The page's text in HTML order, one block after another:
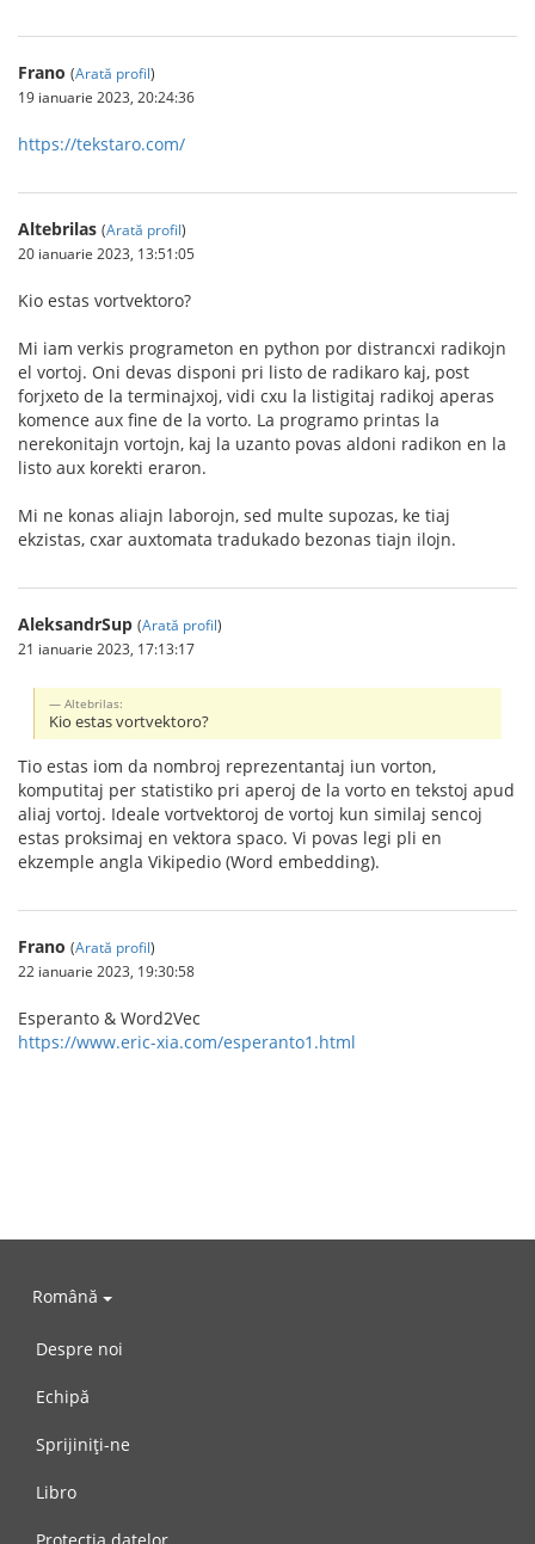
Frano (Arată profil)
19 ianuarie 2023, 20:24:36
https://tekstaro.com/
Altebrilas (Arată profil)
20 ianuarie 2023, 13:51:05
Kio estas vortvektoro?
Mi iam verkis programeton en python por distrancxi radikojn
el vortoj. Oni devas disponi pri listo de radikaro kaj, post
forjxeto de la terminajxoj, vidi cxu la listigitaj radikoj aperas
komence aux fine de la vorto. La programo printas la
nerekonitajn vortojn, kaj la uzanto povas aldoni radikon en la
listo aux korekti eraron.
Mi ne konas aliajn laborojn, sed multe supozas, ke tiaj
ekzistas, cxar auxtomata tradukado bezonas tiajn ilojn.
AleksandrSup (Arată profil)
21 ianuarie 2023, 17:13:17
Altebrilas:
Kio estas vortvektoro?
Tio estas iom da nombroj reprezentantaj iun vorton,
komputitaj per statistiko pri aperoj de la vorto en tekstoj apud
aliaj vortoj. Ideale vortvektoroj de vortoj kun similaj sencoj
estas proksimaj en vektora spaco. Vi povas legi pli en
ekzemple angla Vikipedio (Word embedding).
Frano (Arată profil)
22 ianuarie 2023, 19:30:58
Esperanto & Word2Vec
https://www.eric-xia.com/esperanto1.html
Română
Despre noi
Echipă
Sprijiniți-ne
Libro